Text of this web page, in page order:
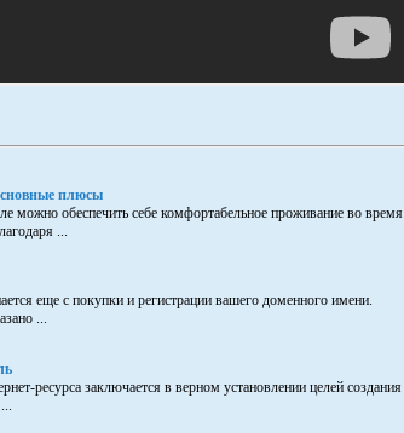
плюсы
можно обеспечить себе комфортабельное проживание во время
...
еще с покупки и регистрации вашего доменного имени.
...
ресурса заключается в верном установлении целей создания